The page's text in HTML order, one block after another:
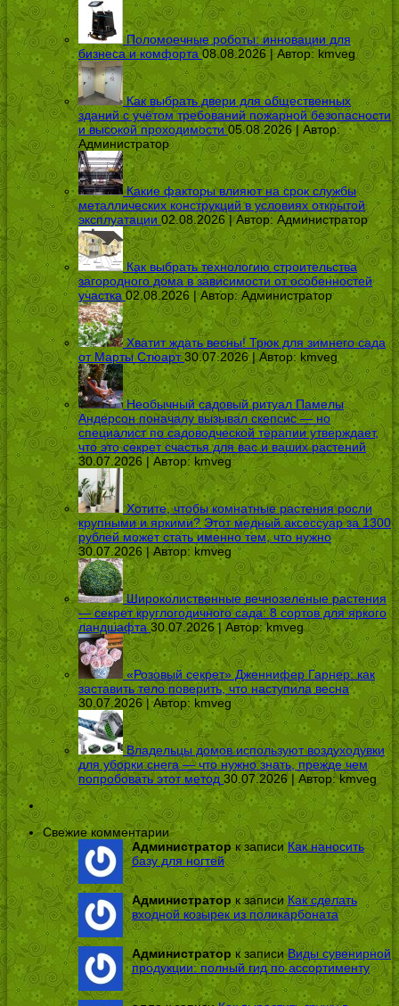
Поломоечные роботы: инновации для
бизнеса и комфорта 08.08.2026 | Автор:kmveg
Как выбрать двери для общественных
зданий с учётом требований пожарной безопасности
и высокой проходимости 05.08.2026 | Автор:
Администратор
Какие факторы влияют на срок службы
металлических конструкций в условиях открытой
эксплуатации 02.08.2026 | Автор: Администратор
Как выбрать технологию строительства
загородного дома в зависимости от особенностей
участка 02.08.2026 | Автор:Администратор
Хватит ждать весны! Трюк для зимнего сада
от Марты Стюарт 30.07.2026 | Автор: kmveg
Необычный садовый ритуал Памелы
Андерсон поначалу вызывал скепсис — но
специалист по садоводческой терапии утверждает,
что это секрет счастья для вас и ваших растений
30.07.2026 | Автор: kmveg
Хотите, чтобы комнатные растения росли
крупными и яркими? Этот медный аксессуар за 1300
рублей может стать именно тем, что нужно
30.07.2026 | Автор: kmveg
Широколиственные вечнозеленые растения
— секрет круглогодичного сада: 8 сортов для яркого
ландшафта 30.07.2026 | Автор:kmveg
«Розовый секрет» Дженнифер Гарнер: как
заставить тело поверить, что наступила весна
30.07.2026 | Автор: kmveg
Владельцы домов используют воздуходувки
для уборки снега — что нужно знать, прежде чем
попробовать этот метод 30.07.2026 | Автор:kmveg
Свежие комментарии
Администраторк записи Как наносить
базу для ногтей
Администратор к записиКак сделать
входной козырек из поликарбоната
Администратор к записиВиды сувенирной
продукции: полный гид по ассортименту